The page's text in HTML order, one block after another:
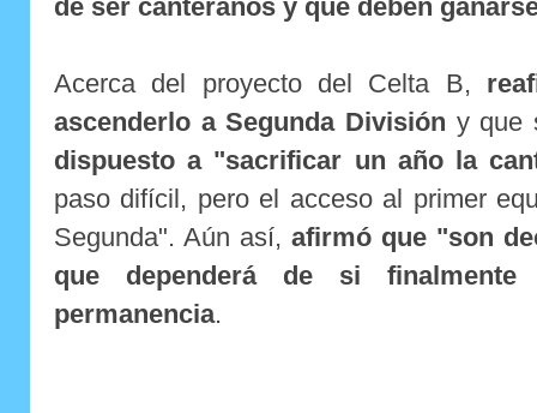
de ser canteranos y que deben
Acerca del proyecto del Celta B,
ascenderlo a Segunda División y que
dispuesto a "sacrificar un año la
paso difícil, pero el acceso al primer
Segunda". Aún así, afirmó que "son
que dependerá de si
permanencia.